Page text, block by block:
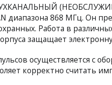
диапазона 868 МГц. Он
Работа в
защащает
осуществляется с
корректно считать